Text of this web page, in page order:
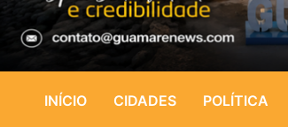
INÍCIO CIDADES POLÍTICA